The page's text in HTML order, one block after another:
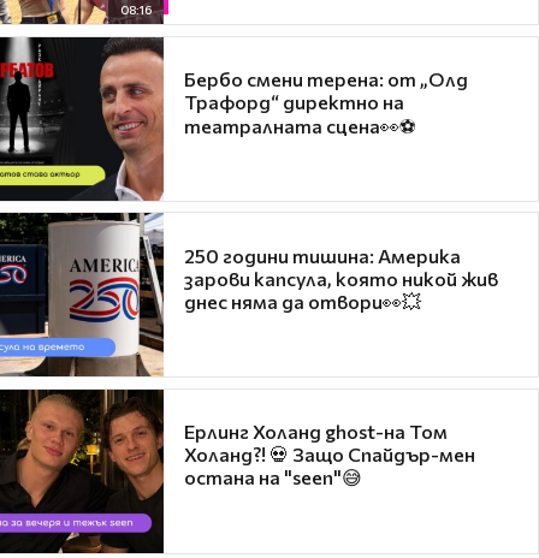
08:16
Бербо смени терена: от „Олд
Трафорд“ директно на
театралната сцена👀⚽
250 години тишина: Америка
зарови капсула, която никой жив
днес няма да отвори👀💥
Ерлинг Холанд ghost-на Том
Холанд?! 💀 Защо Спайдър-мен
остана на "seen"😅